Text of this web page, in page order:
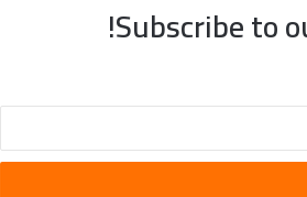
Subscribe to
تدعو